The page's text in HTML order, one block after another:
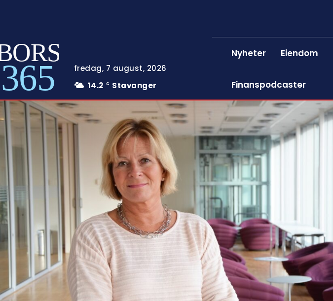
365
fredag, 7 august, 2026
14.2 C Stavanger
Nyheter Eiendom
Finanspodcaster